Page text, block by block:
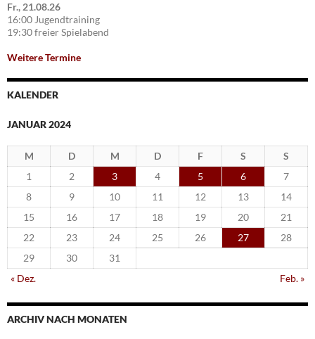
Fr., 21.08.26
16:00 Jugendtraining
19:30 freier Spielabend
Weitere Termine
KALENDER
JANUAR 2024
M D M D F S
S
1
2 3 4 5 6
7
8
9 10 11 12 13
14
15
16 17 18 19 20
21
22
23 24 25 26 27
28
29
30
31
« Dez.
Feb. »
ARCHIV NACH MONATEN